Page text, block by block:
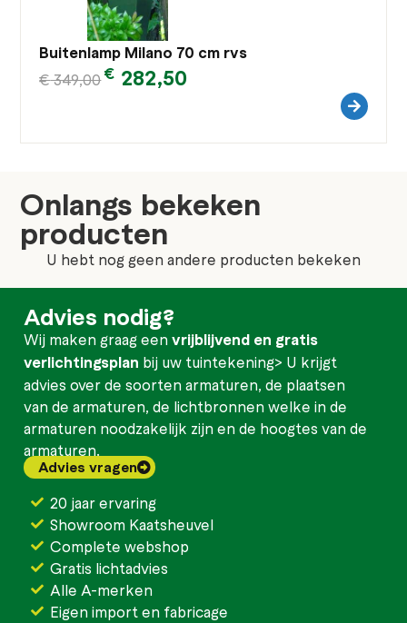
Buitenlamp Milano 70 cm rvs
€349,00€ 282,50
Onlangs bekeken
producten
U hebt nog geen andere producten bekeken
Advies nodig?
Wij maken graag eenvrijblijvend en gratis
verlichtingsplan bij uw tuintekening> U krijgt
advies over de soorten armaturen, de plaatsen
van de armaturen, de lichtbronnen welke in de
armaturen noodzakelijk zijn en de hoogtes van de
armaturen.
Advies vragen
20 jaar ervaring
Showroom Kaatsheuvel
Complete webshop
Gratis lichtadvies
Alle A-merken
Eigen import en fabricage